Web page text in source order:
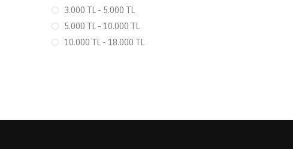
3.000 TL - 5.000 TL
5.000 TL - 10.000 TL
10.000 TL - 18.000 TL